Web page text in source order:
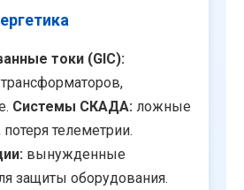
токи (GIC):
Системы СКАДА: ложные
телеметрии.
вынужденные
защиты оборудования.